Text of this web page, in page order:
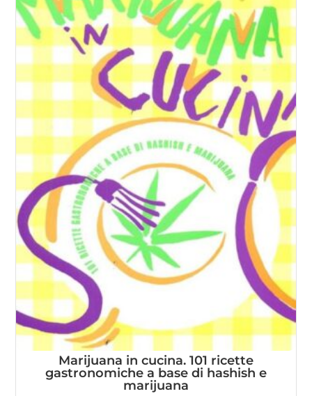
Marijuana in cucina. 101 ricette
gastronomiche a base di hashish e
marijuana